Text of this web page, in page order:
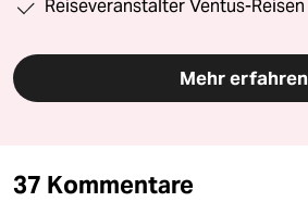
Reiseveranstalter Ventus-Reisen
Mehr erfahren
37 Kommentare